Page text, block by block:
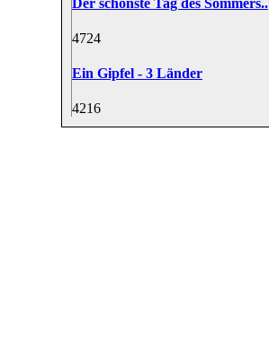
4724
Ein Gipfel - 3 Länder
4216